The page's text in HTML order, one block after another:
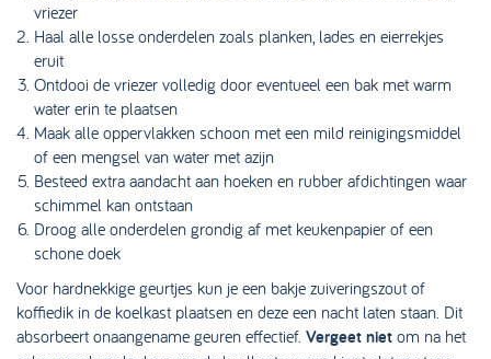
vriezer
Haal alle losse onderdelen zoals planken, lades en eierrekjes
eruit
Ontdooi de vriezer volledig door eventueel een bak met warm
water erin te plaatsen
Maak alle oppervlakken schoon met een mild reinigingsmiddel
of een mengsel van water met azijn
Besteed extra aandacht aan hoeken en rubber afdichtingen waar
schimmel kan ontstaan
Droog alle onderdelen grondig af met keukenpapier of een
schone doek
Voor hardnekkige geurtjes kun je een bakje zuiveringszout of
koffiedik in de koelkast plaatsen en deze een nacht laten staan. Dit
absorbeert onaangename geuren effectief. Vergeet niet om na het